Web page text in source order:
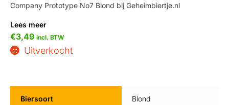
Company Prototype No7 Blond bij Geheimbiertje.nl
Lees meer
€3,49 incl. BTW
Uitverkocht
Biersoort Blond